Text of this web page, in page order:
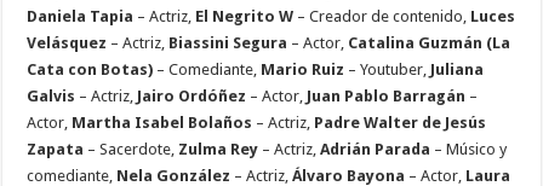
Daniela Tapia – Actriz, El Negrito W – Creador de contenido, Luces
Velásquez – Actriz, Biassini Segura – Actor, Catalina Guzmán (La
Cata con Botas) – Comediante, Mario Ruiz – Youtuber, Juliana
Galvis – Actriz, Jairo Ordóñez – Actor, Juan Pablo Barragán –
Actor, Martha Isabel Bolaños – Actriz, Padre Walter de Jesús
Zapata – Sacerdote, Zulma Rey – Actriz,Adrián Parada – Músico y
comediante, Nela González – Actriz,Álvaro Bayona – Actor, Laura